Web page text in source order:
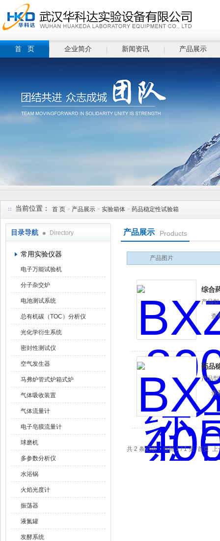
首 页 企业简介 新闻资讯 产品展示
当前位置： 首 页 > 产品展示 > 实验箱体 > 药品稳定性试验箱
目录导航 Directory
常用实验仪器
电子万能试验机
分子杂交炉
电池测试系统
总有机碳（TOC）分析仪
光化学衍生系统
密封性测试仪
空气发生器
马弗炉管式炉箱式炉
气体吸收装置
气体流量计
电子皂膜流量计
球磨机
多参数分析仪
水浴锅
火焰光度计
振荡器
液氮罐
发酵系统
产品展示 Products
产品图片
综合
产品
查
药品
产品
查
共 2 条记录，当前 1 / 1 页 首页